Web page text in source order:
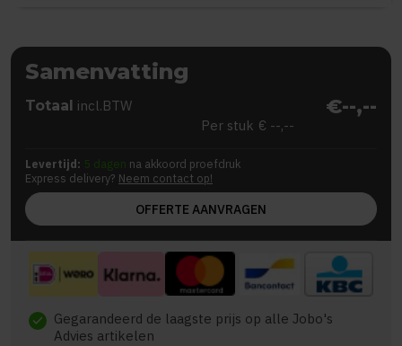
Samenvatting
Totaal incl.BTW €--,--
Per stuk € --,--
Levertijd: 5 dagen na akkoord proefdruk
Express delivery? Neem contact op!
OFFERTE AANVRAGEN
check Gegarandeerd de laagste prijs op alle Jobo's
Advies artikelen